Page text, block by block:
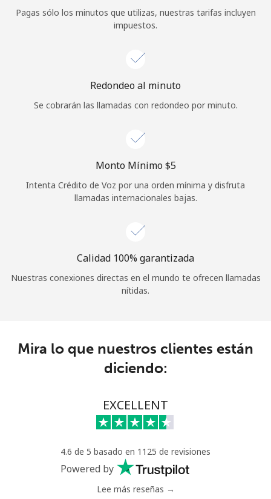
¿Olvidaste tu contraseña? →
Continuar con
Pagas sólo los minutos que utilizas, nuestras tarifas incluyen
impuestos.
Redondeo al minuto
Se cobrarán las llamadas con redondeo por minuto.
Monto Mínimo ⁦$5⁩
Intenta Crédito de Voz por una orden mínima y disfruta
llamadas internacionales bajas.
Calidad 100% garantizada
Nuestras conexiones directas en el mundo te ofrecen llamadas
nítidas.
Mira lo que nuestros clientes están
diciendo:
EXCELLENT
4.6 de 5 basado en 1125 de revisiones
Powered by
Lee más reseñas →